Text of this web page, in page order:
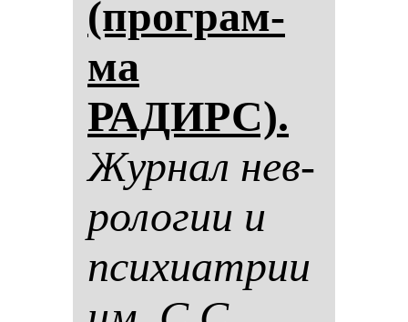
(прог­рам­
ма
РАДИРС).
Жур­нал нев­
ро­ло­гии и
пси­хи­ат­рии